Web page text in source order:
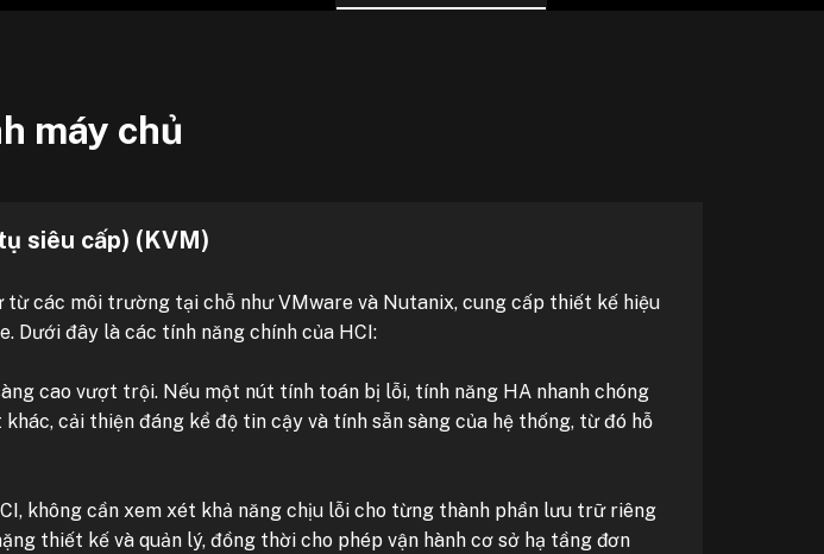
máy chủ
siêu cấp) (KVM)
từ các môi trường tại chỗ như VMware và Nutanix, cung cấp thiết kế hiệu
Dưới đây là các tính năng chính của HCI:
cao vượt trội. Nếu một nút tính toán bị lỗi, tính năng HA nhanh chóng
cải thiện đáng kể độ tin cậy và tính sẵn sàng của hệ thống, từ đó hỗ
không cần xem xét khả năng chịu lỗi cho từng thành phần lưu trữ riêng
thiết kế và quản lý, đồng thời cho phép vận hành cơ sở hạ tầng đơn